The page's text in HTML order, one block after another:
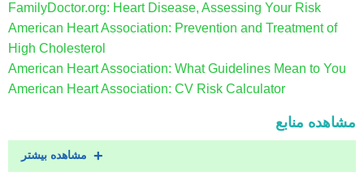
FamilyDoctor.org: Heart Disease, Assessing Your Risk
American Heart Association: Prevention and Treatment of
High Cholesterol
American Heart Association: What Guidelines Mean to You
American Heart Association: CV Risk Calculator
مشاهده منابع
مشاهده بیشتر